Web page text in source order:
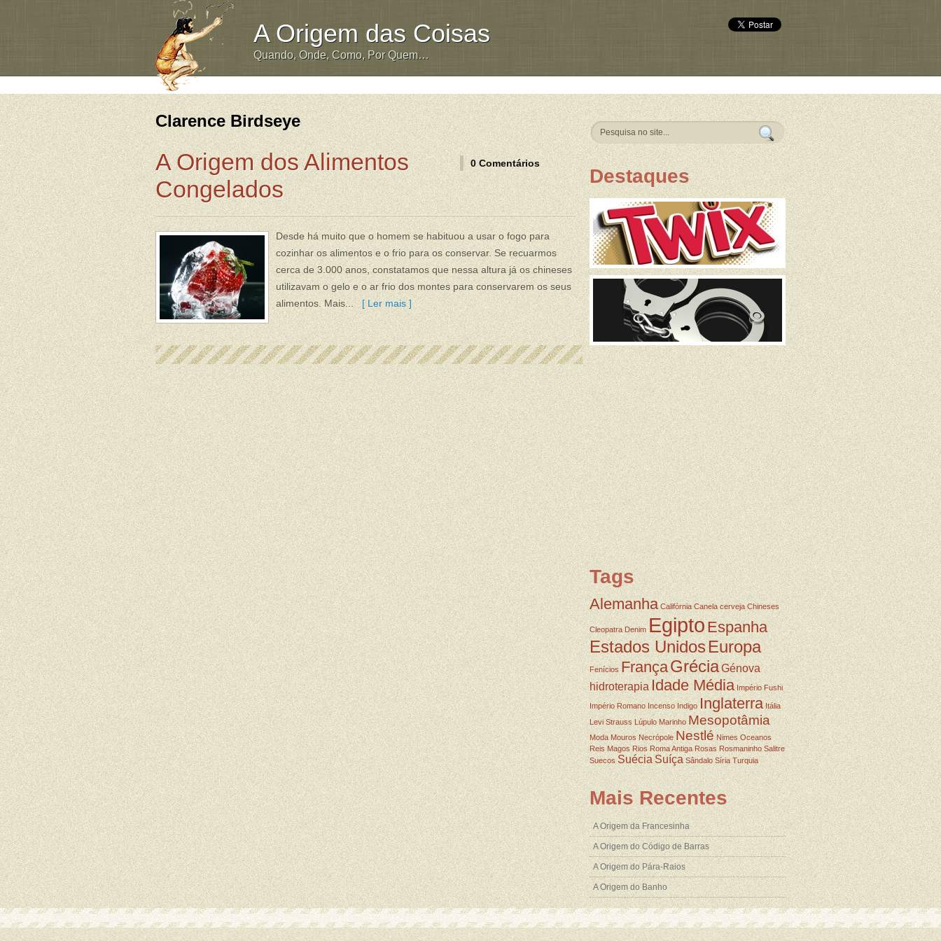
A Origem das Coisas
Quando, Onde, Como, Por Quem…
Clarence Birdseye
A Origem dos Alimentos
Congelados
0 Comentários
Desde há muito que o homem se habituou a usar o fogo para
cozinhar os alimentos e o frio para os conservar. Se recuarmos
cerca de 3.000 anos, constatamos que nessa altura já os chineses
utilizavam o gelo e o ar frio dos montes para conservarem os seus
alimentos. Mais...[ Ler mais ]
Destaques
Tags
Alemanha Califórnia Canela cerveja Chineses
Cleopatra Denim EgiptoEspanha
Estados UnidosEuropa
Fenícios FrançaGréciaGénova
hidroterapiaIdade Média Império Fushi
Império Romano Incenso Indigo Inglaterra Itália
Levi Strauss Lúpulo Marinho Mesopotâmia
Moda Mouros Necrópole Nestlé Nimes Oceanos
Reis Magos Rios Roma Antiga Rosas Rosmaninho Salitre
Suecos Suécia Suíça Sândalo Síria Turquia
Mais Recentes
A Origem da Francesinha
A Origem do Código de Barras
A Origem do Pára-Raios
A Origem do Banho